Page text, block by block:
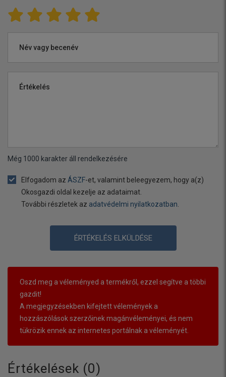
Név vagy becenév
Értékelés
Még 1000 karakter áll rendelkezésére
Elfogadom az ÁSZF-et, valamint beleegyezem, hogy a(z)
Okosgazdi oldal kezelje az adataimat.
További részletek az adatvédelmi nyilatkozatban.
ÉRTÉKELÉS ELKÜLDÉSE
Oszd meg a véleményed a termékről, ezzel segítve a többi
gazdit!
A megjegyzésekben kifejtett vélemények a
hozzászólások szerzőinek magánvéleményei, és nem
tükrözik ennek az internetes portálnak a véleményét.
Értékelések (0)